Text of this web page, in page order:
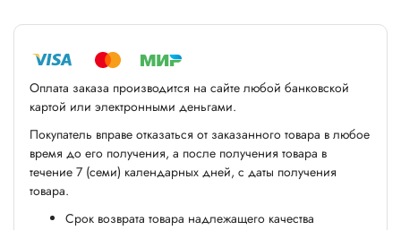
Оплата заказа производится на сайте любой банковской
картой или электронными деньгами.
Покупатель вправе отказаться от заказанного товара в любое
время до его получения, а после получения товара в
течение 7 (семи) календарных дней, с даты получения
товара.
Срок возврата товара надлежащего качества